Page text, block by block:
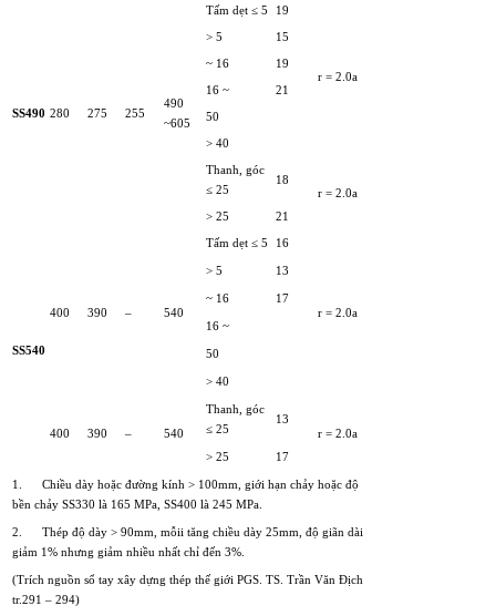
SS490 280 275 255
490
~605
Tấm dẹt ≤ 5 19
r = 2.0a
> 5 15
~ 16 19
16 ~ 21
50
> 40
Thanh, góc
≤ 25
18
r = 2.0a
> 25
21
SS540
400 390 – 540
Tấm dẹt ≤ 5 16
r = 2.0a
> 5 13
~ 16 17
16 ~
50
> 40
400 390 – 540
Thanh, góc
≤ 25
13
r = 2.0a
> 25
17
1. Chiều dày hoặc đường kính > 100mm, giới hạn chảy hoặc độ
bền chảy SS330 là 165 MPa, SS400 là 245 MPa.
2. Thép độ dày > 90mm, mỗii tăng chiều dày 25mm, độ giãn dài
giảm 1% nhưng giảm nhiều nhất chỉ đến 3%.
(Trích nguồn sổ tay xây dựng thép thế giới PGS. TS. Trần Văn Địch
tr.291 – 294)